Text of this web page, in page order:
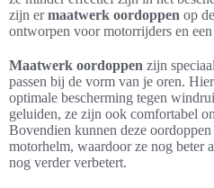
zijn ermaatwerk oordoppen op
ontworpen voor motorrijders en
Maatwerk oordoppen zijn
passen bij de vorm van je oren.
optimale bescherming tegen
geluiden, ze zijn ook comfortabel
Bovendien kunnen deze
motorhelm, waardoor ze nog beter
nog verder verbetert.